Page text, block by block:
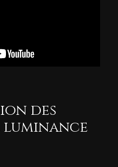
des
luminance